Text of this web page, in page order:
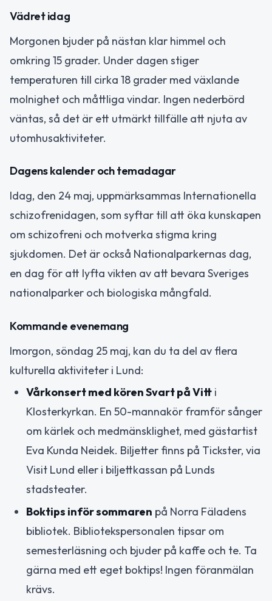
Vädret idag
Morgonen bjuder på nästan klar himmel och
omkring 15 grader. Under dagen stiger
temperaturen till cirka 18 grader med växlande
molnighet och måttliga vindar. Ingen nederbörd
väntas, så det är ett utmärkt tillfälle att njuta av
utomhusaktiviteter.
Dagens kalender och temadagar
Idag, den 24 maj, uppmärksammas Internationella
schizofrenidagen, som syftar till att öka kunskapen
om schizofreni och motverka stigma kring
sjukdomen. Det är också Nationalparkernas dag,
en dag för att lyfta vikten av att bevara Sveriges
nationalparker och biologiska mångfald.
Kommande evenemang
Imorgon, söndag 25 maj, kan du ta del av flera
kulturella aktiviteter i Lund:
Vårkonsert med kören Svart på Vitt i
Klosterkyrkan. En 50-mannakör framför sånger
om kärlek och medmänsklighet, med gästartist
Eva Kunda Neidek. Biljetter finns på Tickster, via
Visit Lund eller i biljettkassan på Lunds
stadsteater.
Boktips inför sommaren på Norra Fäladens
bibliotek. Bibliotekspersonalen tipsar om
semesterläsning och bjuder på kaffe och te. Ta
gärna med ett eget boktips! Ingen föranmälan
krävs.